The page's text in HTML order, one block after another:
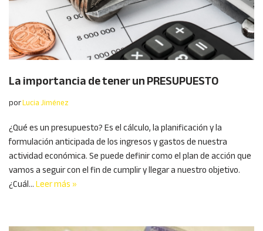
La importancia de tener un PRESUPUESTO
porLucia Jiménez
¿Qué es un presupuesto? Es el cálculo, la planificación y la
formulación anticipada de los ingresos y gastos de nuestra
actividad económica. Se puede definir como el plan de acción que
vamos a seguir con el fin de cumplir y llegar a nuestro objetivo.
¿Cuál…Leer más »